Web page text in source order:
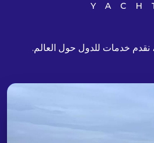
نقدم خدمات للدول حول العالم.